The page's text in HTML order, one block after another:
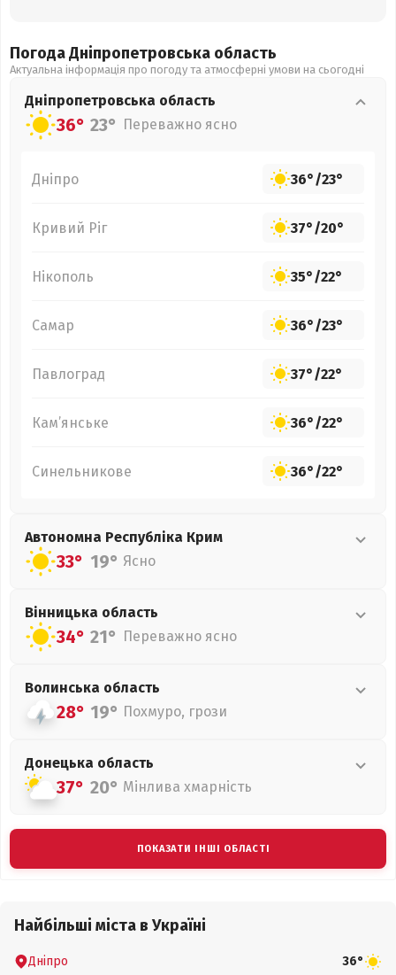
Погода Дніпропетровська область
Актуальна інформація про погоду та атмосферні умови на сьогодні
Дніпропетровська область
36° 23° Переважно ясно
Дніпро 36°/23°
Кривий Ріг 37°/20°
Нікополь 35°/22°
Самар 36°/23°
Павлоград 37°/22°
Кам’янське 36°/22°
Синельникове 36°/22°
Автономна Республіка Крим
33° 19° Ясно
Вінницька область
34° 21° Переважно ясно
Волинська область
28° 19° Похмуро, грози
Донецька область
37° 20° Мінлива хмарність
ПОКАЗАТИ ІНШІ ОБЛАСТІ
Найбільші міста в Україні
Дніпро 36°